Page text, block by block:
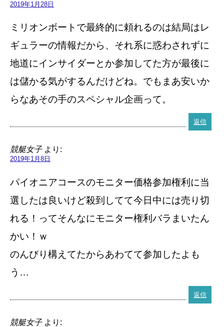
2019年1月28日
ミリオンボートで最終的に頼れるのは結局はレ
ギュラーの情報だから、それ系に惑わされずに
地道にインサイダーとか参加してた方が最後に
は儲かる気がするんだけどね。でもまあ安いか
らなあその手のスペシャル企画って。
返信
競艇女子 より:
2019年1月8日
パイオニアコースのモニター価格参加権利に当
選したは良いけど殺到してて今日中には売り切
れる！ってそんなにモニター権利バラまいたん
かい！ｗ
のんびり構えてたからあわてて参加したよも
う…
返信
競艇女子 より: